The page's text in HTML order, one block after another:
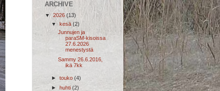
ARCHIVE
▼ 2026 (13)
▼ kesä(2)
Junnujen ja
paraSM-kisoissa
27.6.2026
menestystä
Sammy 26.6.2016,
ikä 7kk
► touko (4)
► huhti (2)